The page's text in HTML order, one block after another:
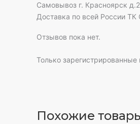
Самовывоз г. Красноярск
Доставка по всей России
Отзывов пока нет.
Только
Похожие